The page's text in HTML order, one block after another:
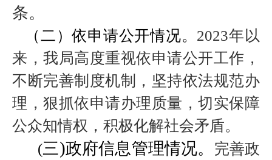
条。
（二）依申请公开情况。 2023年以
来，我局高度重视依申请公开工作，
不断完善制度机制，坚持依法规范办
理，狠抓依申请办理质量，切实保障
公众知情权，积极化解社会矛盾。
(三)政府信息管理情况。 完善政